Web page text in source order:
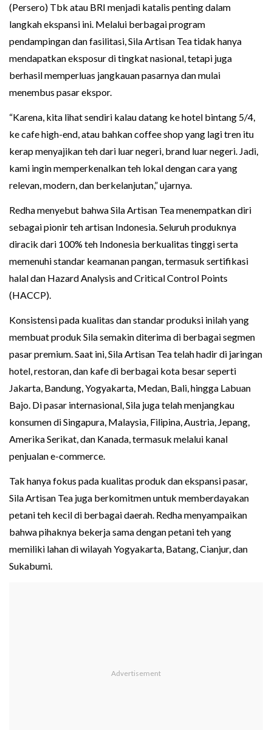
(Persero) Tbk atau BRI menjadi katalis penting dalam
langkah ekspansi ini. Melalui berbagai program
pendampingan dan fasilitasi, Sila Artisan Tea tidak hanya
mendapatkan eksposur di tingkat nasional, tetapi juga
berhasil memperluas jangkauan pasarnya dan mulai
menembus pasar ekspor.
“Karena, kita lihat sendiri kalau datang ke hotel bintang 5/4,
ke cafe high-end, atau bahkan coffee shop yang lagi tren itu
kerap menyajikan teh dari luar negeri, brand luar negeri. Jadi,
kami ingin memperkenalkan teh lokal dengan cara yang
relevan, modern, dan berkelanjutan,” ujarnya.
Redha menyebut bahwa Sila Artisan Tea menempatkan diri
sebagai pionir teh artisan Indonesia. Seluruh produknya
diracik dari 100% teh Indonesia berkualitas tinggi serta
memenuhi standar keamanan pangan, termasuk sertifikasi
halal dan Hazard Analysis and Critical Control Points
(HACCP).
Konsistensi pada kualitas dan standar produksi inilah yang
membuat produk Sila semakin diterima di berbagai segmen
pasar premium. Saat ini, Sila Artisan Tea telah hadir di jaringan
hotel, restoran, dan kafe di berbagai kota besar seperti
Jakarta, Bandung, Yogyakarta, Medan, Bali, hingga Labuan
Bajo. Di pasar internasional, Sila juga telah menjangkau
konsumen di Singapura, Malaysia, Filipina, Austria, Jepang,
Amerika Serikat, dan Kanada, termasuk melalui kanal
penjualan e-commerce.
Tak hanya fokus pada kualitas produk dan ekspansi pasar,
Sila Artisan Tea juga berkomitmen untuk memberdayakan
petani teh kecil di berbagai daerah. Redha menyampaikan
bahwa pihaknya bekerja sama dengan petani teh yang
memiliki lahan di wilayah Yogyakarta, Batang, Cianjur, dan
Sukabumi.